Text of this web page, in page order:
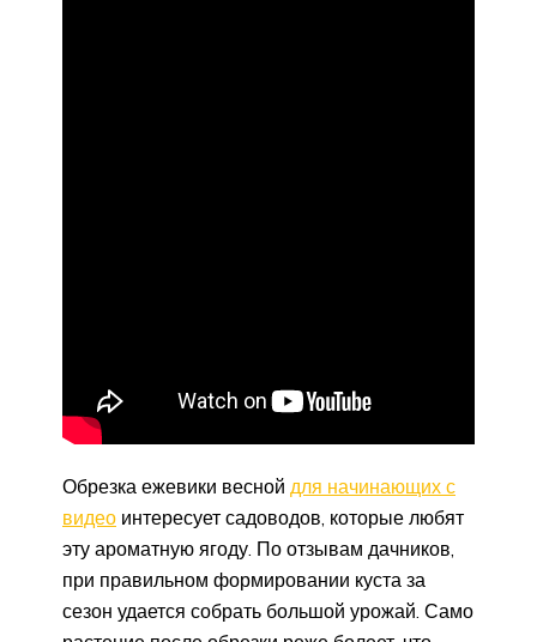
Обрезка ежевики весной для начинающих с
видео интересует садоводов, которые любят
эту ароматную ягоду. По отзывам дачников,
при правильном формировании куста за
сезон удается собрать большой урожай. Само